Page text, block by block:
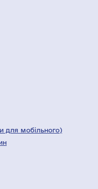
для мобільного)